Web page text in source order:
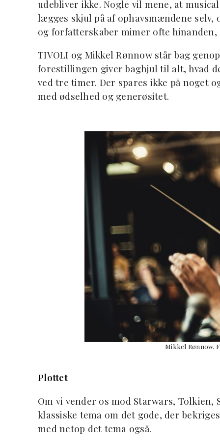
udebliver ikke. Nogle vil mene, at
lægges skjul på af ophavsmændene
og forfatterskaber mimer ofte hinanden,
TIVOLI og Mikkel Rønnow står bag
forestillingen giver baghjul til alt, hvad
ved tre timer. Der spares ikke på noget
med ødselhed og generøsitet.
Mikkel Rønnow.
Plottet
Om vi vender os mod Starwars, Tolkien,
klassiske tema om det gode, der
med netop det tema også.